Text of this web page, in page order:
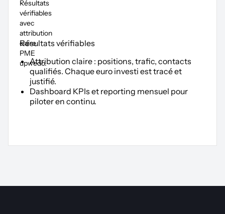
Résultats vérifiables
Attribution claire : positions, trafic, contacts
qualifiés. Chaque euro investi est tracé et
justifié.
Dashboard KPIs et reporting mensuel pour
piloter en continu.